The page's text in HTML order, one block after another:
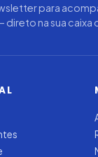
para
na sua caixa